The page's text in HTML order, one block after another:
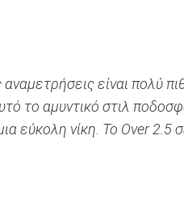
είναι πολύ
το αμυντικό στιλ
εύκολη νίκη. Το Over 2.5